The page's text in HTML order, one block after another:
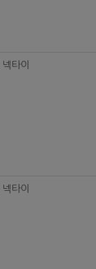
타이
타이